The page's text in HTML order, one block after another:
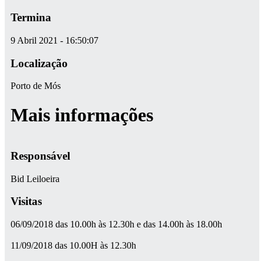
Termina
9 Abril 2021 - 16:50:07
Localização
Porto de Mós
Mais informações
Responsável
Bid Leiloeira
Visitas
06/09/2018 das 10.00h às 12.30h e das 14.00h às 18.00h
11/09/2018 das 10.00H às 12.30h